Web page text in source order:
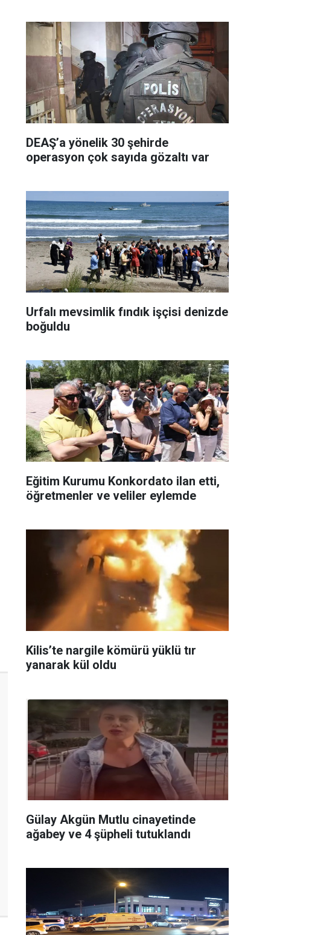
DEAŞ’a yönelik 30 şehirde
operasyon çok sayıda gözaltı var
Urfalı mevsimlik fındık işçisi denizde
boğuldu
Eğitim Kurumu Konkordato ilan etti,
öğretmenler ve veliler eylemde
Kilis’te nargile kömürü yüklü tır
yanarak kül oldu
Gülay Akgün Mutlu cinayetinde
ağabey ve 4 şüpheli tutuklandı